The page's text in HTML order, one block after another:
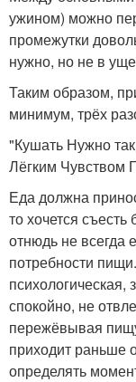
ужином) можно
промежутки
нужно, но не в
Таким образом,
минимум, трёх
"Кушать Нужно
Лёгким Чувством
Еда должна
то хочется
отнюдь не всегда
потребности
психологическая,
спокойно, не
пережёвывая
приходит раньше
определять